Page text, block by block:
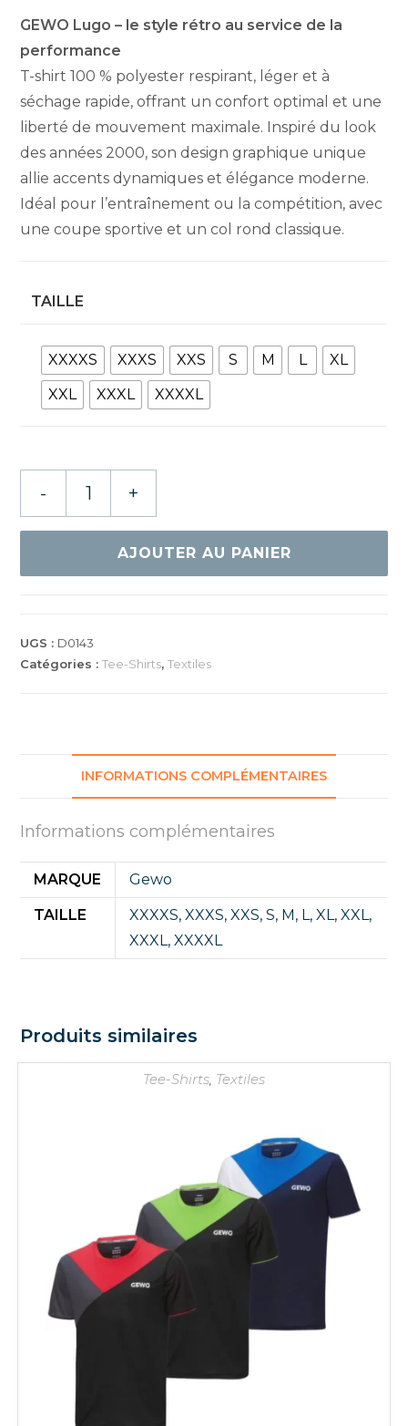
GEWO Lugo – le style rétro au service de la
performance
T-shirt 100 % polyester respirant, léger et à
séchage rapide, offrant un confort optimal et une
liberté de mouvement maximale. Inspiré du look
des années 2000, son design graphique unique
allie accents dynamiques et élégance moderne.
Idéal pour l’entraînement ou la compétition, avec
une coupe sportive et un col rond classique.
TAILLE
XXXXS XXXS XXS S M L
XL
XXL
XXXL XXXXL
NOIR/ROSE
- +
AJOUTER AU PANIER
UGS : D0143
Catégories :Tee-Shirts,Textiles
INFORMATIONS COMPLÉMENTAIRES
Informations complémentaires
MARQUE Gewo
TAILLE XXXXS,XXXS,XXS,S, M, L,XL,XXL,
XXXL,XXXXL
Produits similaires
Tee-Shirts, Textiles